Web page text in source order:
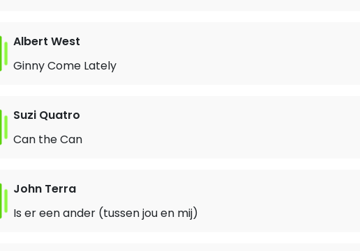
Albert West
Ginny Come Lately
Suzi Quatro
Can the Can
John Terra
Is er een ander (tussen jou en mij)